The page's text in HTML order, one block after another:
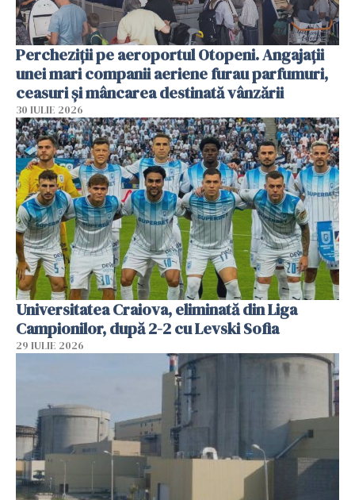
Percheziții pe aeroportul Otopeni. Angajații
unei mari companii aeriene furau parfumuri,
ceasuri și mâncarea destinată vânzării
30 IULIE 2026
Universitatea Craiova, eliminată din Liga
Campionilor, după 2-2 cu Levski Sofia
29 IULIE 2026